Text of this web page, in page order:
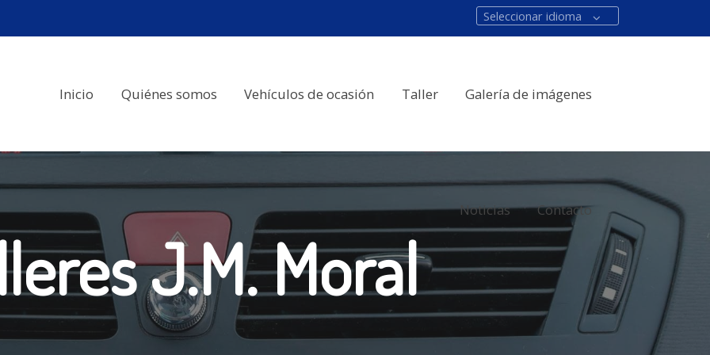
Seleccionar idioma
Inicio Quiénes somos Vehículos de ocasión Taller Galería de imágenes
Noticias Contacto
J.M. Moral